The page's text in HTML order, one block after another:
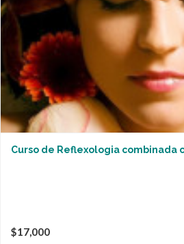
Curso de Reflexologia combinada
$17,000